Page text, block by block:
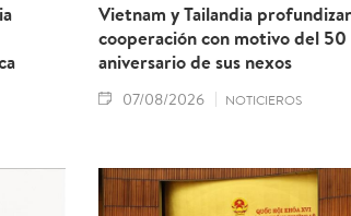
Vietnam y Tailandia
cooperación con motivo del 50
aniversario de sus nexos
07/08/2026 NOTICIEROS